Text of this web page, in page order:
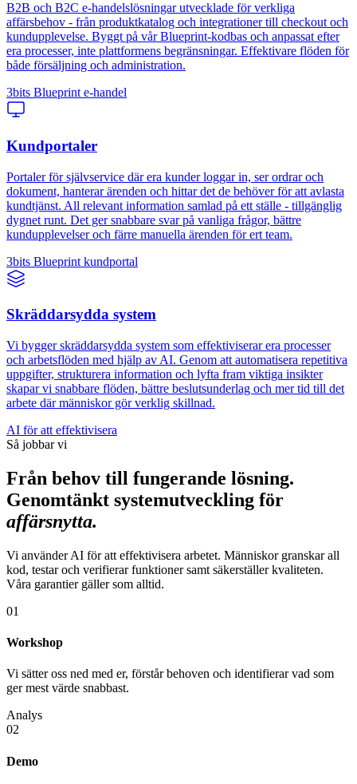
B2B och B2C e-handelslösningar utvecklade för verkliga
affärsbehov - från produktkatalog och integrationer till checkout och
kundupplevelse. Byggt på vår Blueprint-kodbas och anpassat efter
era processer, inte plattformens begränsningar. Effektivare flöden för
både försäljning och administration.
3bits Blueprint e-handel
Kundportaler
Portaler för självservice där era kunder loggar in, ser ordrar och
dokument, hanterar ärenden och hittar det de behöver för att avlasta
kundtjänst. All relevant information samlad på ett ställe - tillgänglig
dygnet runt. Det ger snabbare svar på vanliga frågor, bättre
kundupplevelser och färre manuella ärenden för ert team.
3bits Blueprint kundportal
Skräddarsydda system
Vi bygger skräddarsydda system som effektiviserar era processer
och arbetsflöden med hjälp av AI. Genom att automatisera repetitiva
uppgifter, strukturera information och lyfta fram viktiga insikter
skapar vi snabbare flöden, bättre beslutsunderlag och mer tid till det
arbete där människor gör verklig skillnad.
AI för att effektivisera
Så jobbar vi
Från behov till fungerande lösning.
Genomtänkt systemutveckling för
affärsnytta.
Vi använder AI för att effektivisera arbetet. Människor granskar all
kod, testar och verifierar funktioner samt säkerställer kvaliteten.
Våra garantier gäller som alltid.
01
Workshop
Vi sätter oss ned med er, förstår behoven och identifierar vad som
ger mest värde snabbast.
Analys
02
Demo